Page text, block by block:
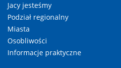
Jacy jesteśmy
Podział regionalny
Miasta
Osobliwości
Informacje praktyczne